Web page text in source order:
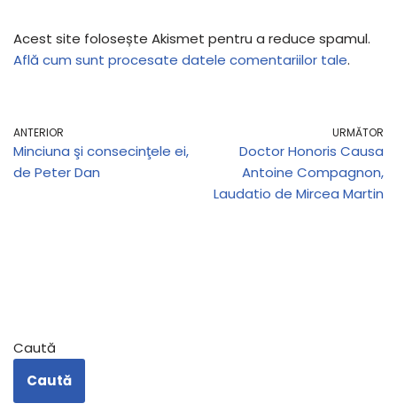
Acest site folosește Akismet pentru a reduce spamul.
Află cum sunt procesate datele comentariilor tale.
ANTERIOR
Minciuna şi consecinţele ei,
de Peter Dan
URMĂTOR
Doctor Honoris Causa
Antoine Compagnon,
Laudatio de Mircea Martin
Caută
Caută